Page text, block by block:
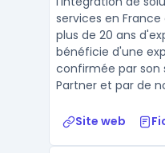
services en
plus de 20 ans
bénéficie d'une
confirmée par son
Partner et par de
Site web